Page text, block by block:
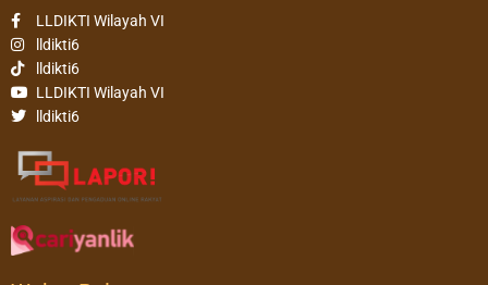
LLDIKTI Wilayah VI
lldikti6
lldikti6
LLDIKTI Wilayah VI
lldikti6